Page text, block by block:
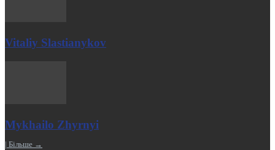
Vitaliy Slastianykov
Mykhailo Zhyrnyi
| Більше →